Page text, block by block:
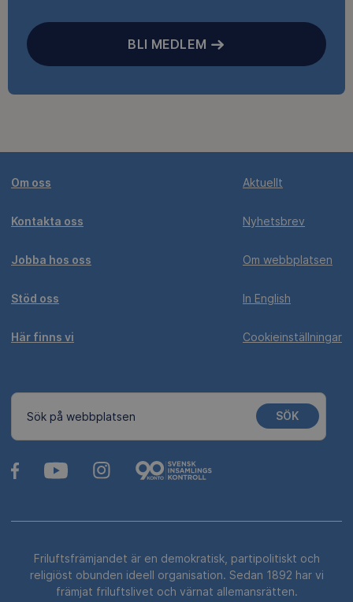
BLI MEDLEM
Om oss
Kontakta oss
Jobba hos oss
Stöd oss
Här finns vi
Aktuellt
Nyhetsbrev
Om webbplatsen
In English
Cookieinställningar
Sök på webbplatsen SÖK
Friluftsfrämjandet är en demokratisk, partipolitiskt och
religiöst obunden ideell organisation. Sedan 1892 har vi
främjat friluftslivet och värnat allemansrätten.